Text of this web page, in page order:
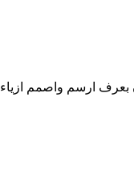
بعرف ارسم واصمم ازياء